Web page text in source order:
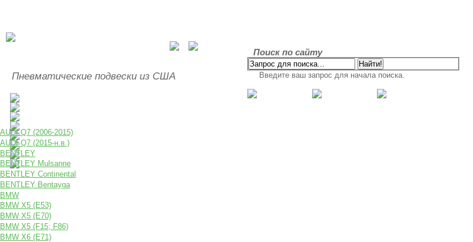
Пневматические подвески из США
Поиск по сайту
Введите ваш запрос для начала поиска.
AUDI Q7 (2006-2015)
AUDI Q7 (2015-н.в.)
BENTLEY
BENTLEY Mulsanne
BENTLEY Continental
BENTLEY Bentayga
BMW
BMW X5 (E53)
BMW X5 (E70)
BMW X5 (F15; F86)
BMW X6 (E71)